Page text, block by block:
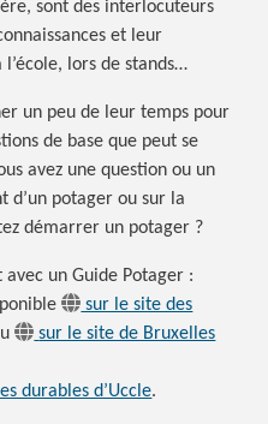
sont des interlocuteurs
et leur
lors de stands…
un peu de leur temps pour
de base que peut se
avez une question ou un
d’un potager ou sur la
démarrer un potager ?
avec unGuide Potager :
sur le site des
sur le site de Bruxelles
durables d’Uccle.